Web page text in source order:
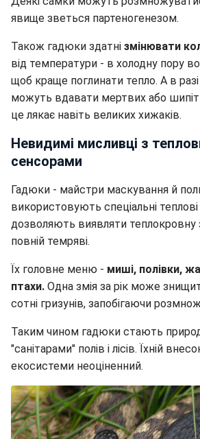
явище зветься партеногенезом.
Також гадюки здатні змінювати
від температури - в холодну пору
щоб краще поглинати тепло. А в
можуть вдавати мертвих або
це лякає навіть великих хижаків.
Невидимі мисливці з
сенсорами
Гадюки - майстри маскування й
використовують спеціальні
дозволяють виявляти теплокровну
повній темряві.
Їх головне меню - миші, полівки,
птахи. Одна змія за рік може
сотні гризунів, запобігаючи
Таким чином гадюки стають
"санітарами" полів і лісів. Їхній
екосистеми неоціненний.